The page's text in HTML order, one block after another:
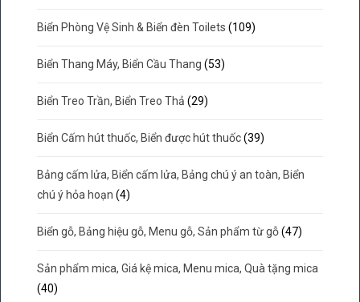
Biển Phòng Vệ Sinh & Biển đèn Toilets (109)
Biển Thang Máy, Biển Cầu Thang (53)
Biển Treo Trần, Biển Treo Thả (29)
Biển Cấm hút thuốc, Biển được hút thuốc (39)
Bảng cấm lửa, Biển cấm lửa, Bảng chú ý an toàn, Biển
chú ý hỏa hoạn (4)
Biển gỗ, Bảng hiệu gỗ, Menu gỗ, Sản phẩm từ gỗ (47)
Sản phẩm mica, Giá kệ mica, Menu mica, Quà tặng mica
(40)